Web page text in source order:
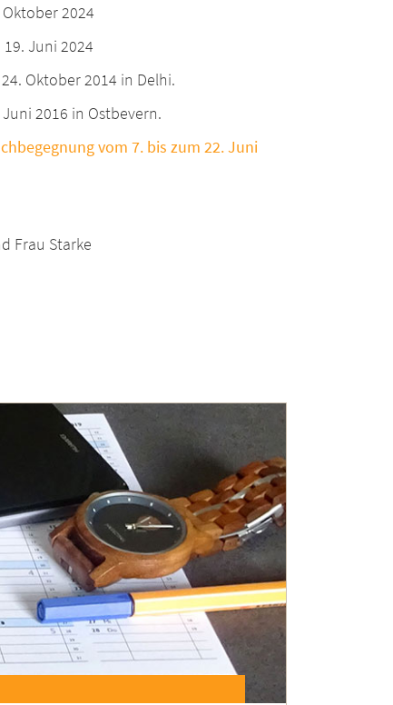
2024
Juni 2024
Oktober 2014 in Delhi.
2016 in Ostbevern.
vom 7. bis zum 22. Juni
Frau Starke